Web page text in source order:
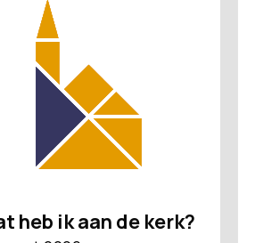
heb ik aan de kerk?